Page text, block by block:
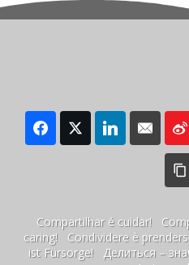
Compartilhar é cuidar!
caring! Condividere è
ist Fürsorge! Делиться –